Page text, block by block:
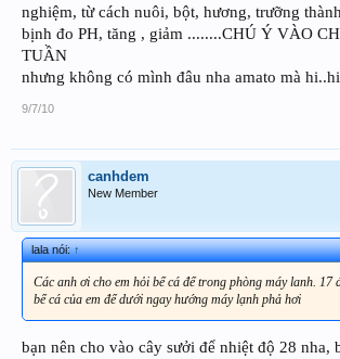
nghiệm, từ cách nuôi, bột, hương, trưỡng
bịnh đo PH, tăng , giảm ........CHÚ Ý VÀO
TUẦN
nhưng không có mình đâu nha amato mà
9/7/10
canhdem
New Member
lala nói:↑
Các anh ơi cho em hỏi bể cá để trong phòng máy lanh. 17
bể cá của em để dưới ngay hướng máy lạnh phả hơi
bạn nên cho vào cây sưởi để nhiệt độ 28 nha,